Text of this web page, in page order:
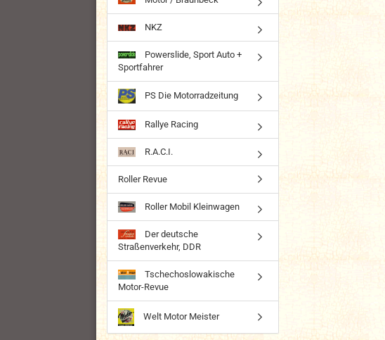
NKZ
Powerslide, Sport Auto +
Sportfahrer
PS Die Motorradzeitung
Rallye Racing
R.A.C.I.
Roller Revue
Roller Mobil Kleinwagen
Der deutsche
Straßenverkehr, DDR
Tschechoslowakische
Motor-Revue
Welt Motor Meister